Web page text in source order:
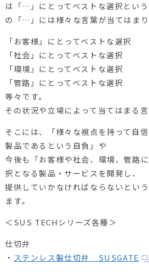
は「…」にとってベストな選択という
の「…」には様々な言葉が当てはまり
「お客様」にとってベストな選択
「社会」にとってベストな選択
「環境」にとってベストな選択
「管路」にとってベストな選択
等々です。
その状況や立場によって当てはまる言
そこには、「様々な視点を持って自
製品であるという自負」や
今後も「お客様や社会、環境、管路
択となる製品・サービスを開発し、
提供していかなければならないとい
ます。
＜SUS TECHシリーズ各種＞
仕切弁
・ ステンレス製仕切弁 SUSGATE